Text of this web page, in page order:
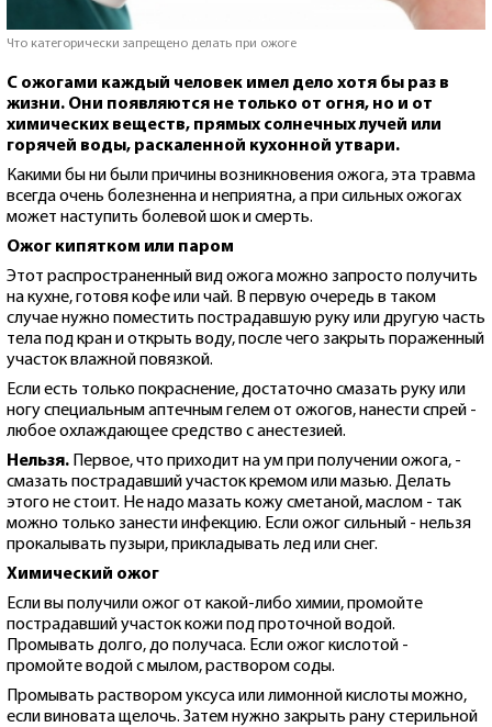
Что категорически запрещено делать при ожоге
С ожогами каждый человек имел дело хотя бы раз в
жизни. Они появляются не только от огня, но и от
химических веществ, прямых солнечных лучей или
горячей воды, раскаленной кухонной утвари.
Какими бы ни были причины возникновения ожога, эта травма
всегда очень болезненна и неприятна, а при сильных ожогах
может наступить болевой шок и смерть.
Ожог кипятком или паром
Этот распространенный вид ожога можно запросто получить
на кухне, готовя кофе или чай. В первую очередь в таком
случае нужно поместить пострадавшую руку или другую часть
тела под кран и открыть воду, после чего закрыть пораженный
участок влажной повязкой.
Если есть только покраснение, достаточно смазать руку или
ногу специальным аптечным гелем от ожогов, нанести спрей -
любое охлаждающее средство с анестезией.
Нельзя.
Первое, что приходит на ум при получении ожога, -
смазать пострадавший участок кремом или мазью. Делать
этого не стоит. Не надо мазать кожу сметаной, маслом - так
можно только занести инфекцию. Если ожог сильный - нельзя
прокалывать пузыри, прикладывать лед или снег.
Химический ожог
Если вы получили ожог от какой-либо химии, промойте
пострадавший участок кожи под проточной водой.
Промывать долго, до получаса. Если ожог кислотой -
промойте водой с мылом, раствором соды.
Промывать раствором уксуса или лимонной кислоты можно,
если виновата щелочь. Затем нужно закрыть рану стерильной